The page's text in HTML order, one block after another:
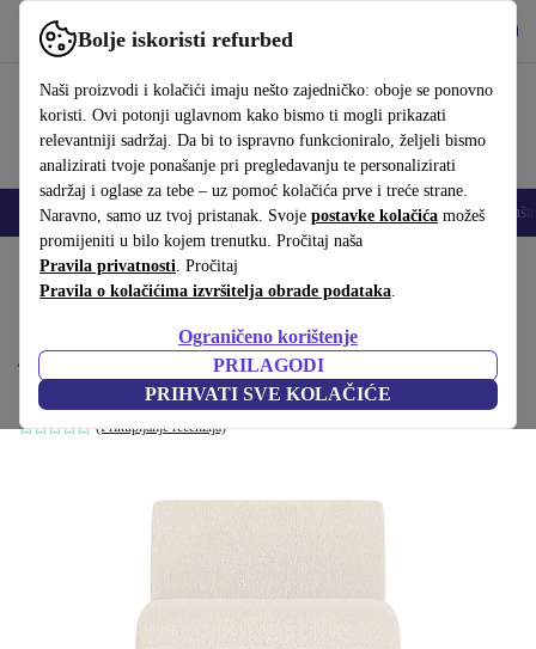
Bolje iskoristi refurbed
Naši proizvodi i kolačići imaju nešto zajedničko: oboje se ponovno
koristi. Ovi potonji uglavnom kako bismo ti mogli prikazati
relevantniji sadržaj. Da bi to ispravno funkcioniralo, željeli bismo
analizirati tvoje ponašanje pri pregledavanju te personalizirati
sadržaj i oglase za tebe – uz pomoć kolačića prve i treće strane.
Naravno, samo uz tvoj pristanak. Svoje postavke kolačića možeš
promijeniti u bilo kojem trenutku. Pročitaj naša
Pravila privatnosti. Pročitaj
Pravila o kolačićima izvršitelja obrade podataka.
Ograničeno korištenje
PRILAGODI
PRIHVATI SVE KOLAČIĆE
Koristi refurbed brzo i jednostavno
Mobiteli Prijenosna računala Tableti Pametni satovi Dodaci
Početna stranica Proizvodi Kućanstvo
Design-Award-Winning Paula
jednosjedalo Modul Maya Cream
krema
(Prikupljanje recenzija)